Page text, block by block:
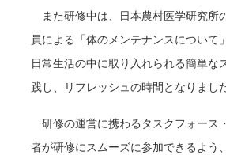
また研修中は、日本農村医学研究所
員による「体のメンテナンスについて
日常生活の中に取り入れられる簡単な
践し、リフレッシュの時間となりまし
研修の運営に携わるタスクフォース
者が研修にスムーズに参加できるよう